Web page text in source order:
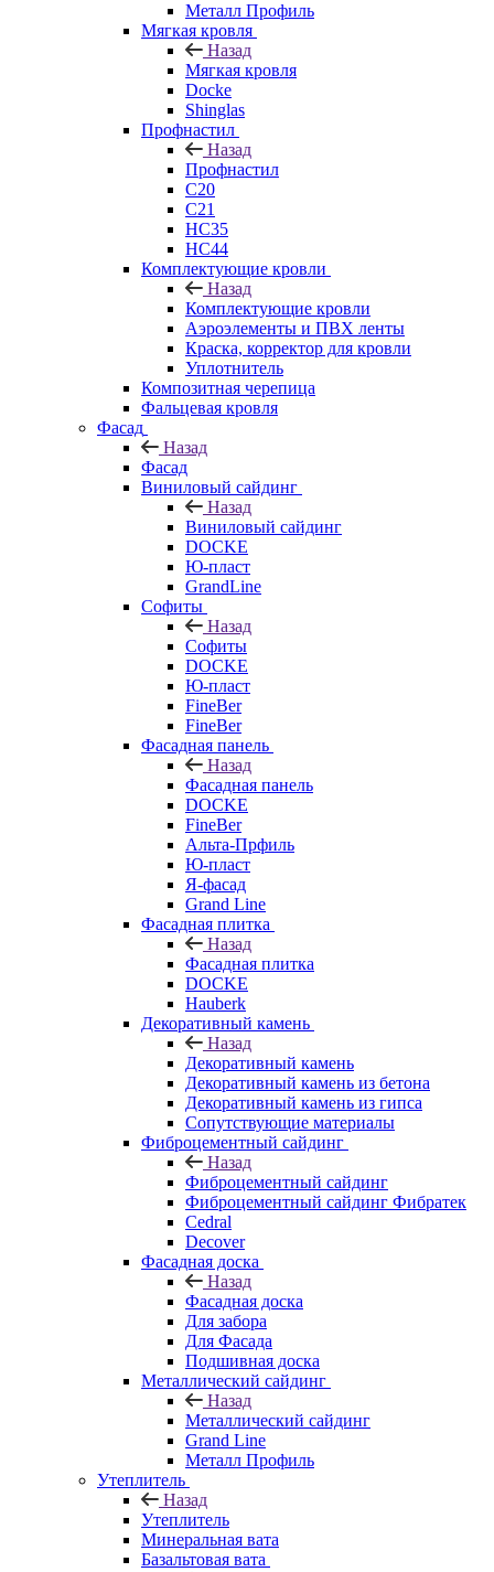
Металл Профиль
Мягкая кровля
Назад
Мягкая кровля
Docke
Shinglas
Профнастил
Назад
Профнастил
C20
C21
НС35
НС44
Комплектующие кровли
Назад
Комплектующие кровли
Аэроэлементы и ПВХ ленты
Краска, корректор для кровли
Уплотнитель
Композитная черепица
Фальцевая кровля
Фасад
Назад
Фасад
Виниловый сайдинг
Назад
Виниловый сайдинг
DOCKE
Ю-пласт
GrandLine
Софиты
Назад
Софиты
DOCKE
Ю-пласт
FineBer
FineBer
Фасадная панель
Назад
Фасадная панель
DOCKE
FineBer
Альта-Прфиль
Ю-пласт
Я-фасад
Grand Line
Фасадная плитка
Назад
Фасадная плитка
DOCKE
Hauberk
Декоративный камень
Назад
Декоративный камень
Декоративный камень из бетона
Декоративный камень из гипса
Сопутствующие материалы
Фиброцементный сайдинг
Назад
Фиброцементный сайдинг
Фиброцементный сайдинг Фибратек
Cedral
Decover
Фасадная доска
Назад
Фасадная доска
Для забора
Для Фасада
Подшивная доска
Металлический сайдинг
Назад
Металлический сайдинг
Grand Line
Металл Профиль
Утеплитель
Назад
Утеплитель
Минеральная вата
Базальтовая вата